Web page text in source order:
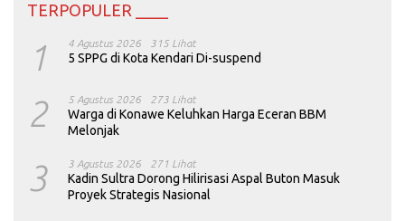
TERPOPULER ____
1 4 Agustus 2026 315 Lihat
5 SPPG di Kota Kendari Di-suspend
2 5 Agustus 2026 273 Lihat
Warga di Konawe Keluhkan Harga Eceran BBM
Melonjak
3 3 Agustus 2026 271 Lihat
Kadin Sultra Dorong Hilirisasi Aspal Buton Masuk
Proyek Strategis Nasional